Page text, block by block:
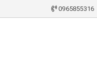
0965855316